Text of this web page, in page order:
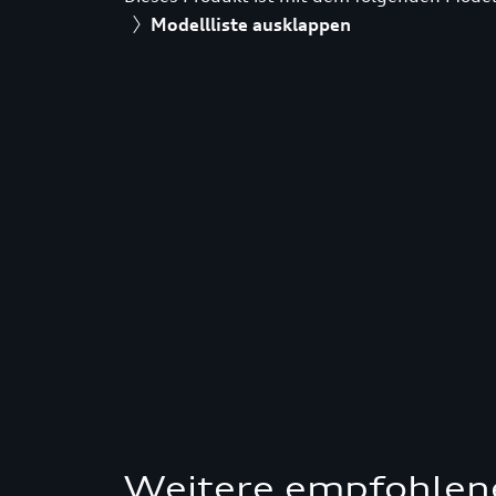
Modellliste ausklappen
Weitere